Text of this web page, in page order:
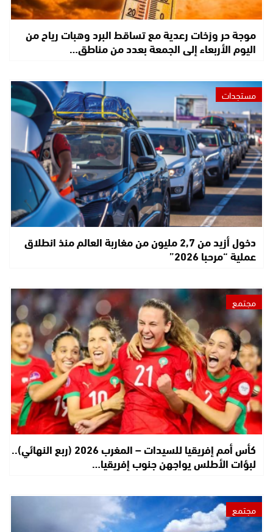
موجة حر وزخات رعدية مع تساقط البرد وهبات رياح من
اليوم الأربعاء إلى الجمعة بعدد من مناطق…
مستجدات
دخول أزيد من 2,7 مليون من مغاربة العالم منذ انطلاق
عملية “مرحبا 2026”
مجتمع
كأس أمم إفريقيا للسيدات – المغرب 2026 (ربع النهائي)..
لبؤات الأطلس يواجهن جنوب إفريقيا…
مجتمع